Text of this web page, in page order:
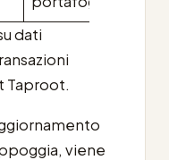
dati
Taproot.
viene